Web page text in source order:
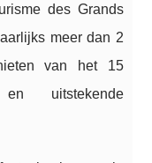
des Grands
meer dan 2
van het 15
uitstekende